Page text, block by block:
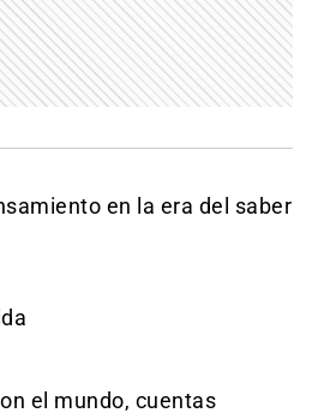
en la era del saber
el mundo, cuentas